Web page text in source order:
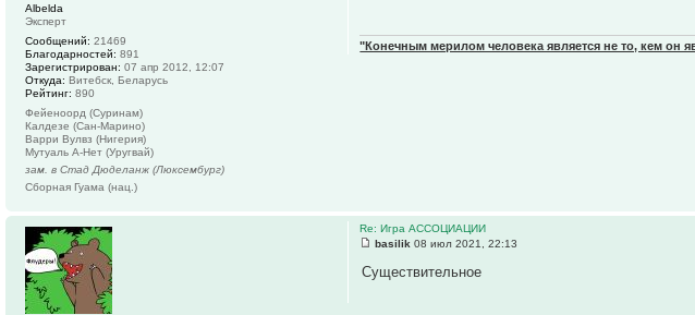
"Конечным мерилом человека является не то, кем он
Albelda
Эксперт
Сообщений: 21469
Благодарностей: 891
Зарегистрирован: 07 апр 2012, 12:07
Откуда: Витебск, Беларусь
Рейтинг: 890
Фейеноорд (Суринам)
Калдезе (Сан-Марино)
Варри Вулвз (Нигерия)
Мутуаль А-Нет (Уругвай)
зам. в Стад Дюделанж (Люксембург)
Сборная Гуама (нац.)
Re: Игра АССОЦИАЦИИ
basilik 08 июл 2021, 22:13
Существительное